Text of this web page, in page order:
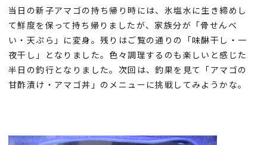
当日の新子アマゴの持ち帰り時には、氷塩水に生き締めし
て鮮度を保って持ち帰りましたが、家族分が「骨せんべ
い・天ぷら」に変身。残りはご覧の通りの「味醂干し・一
夜干し」となりました。色々調理するのも楽しいと感じた
半日の釣行となりました。次回は、釣果を見て「アマゴの
甘酢漬け・アマゴ丼」のメニューに挑戦してみようかな。